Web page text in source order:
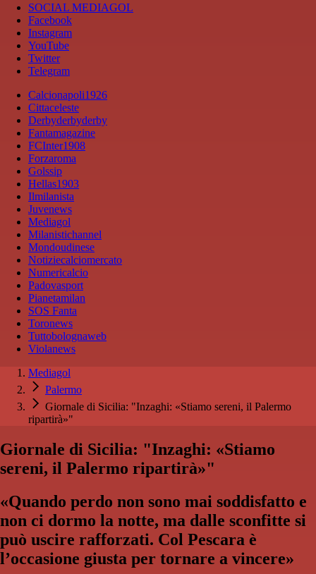
SOCIAL MEDIAGOL
Facebook
Instagram
YouTube
Twitter
Telegram
Calcionapoli1926
Cittaceleste
Derbyderbyderby
Fantamagazine
FCInter1908
Forzaroma
Golssip
Hellas1903
Ilmilanista
Juvenews
Mediagol
Milanistichannel
Mondoudinese
Notiziecalciomercato
Numericalcio
Padovasport
Pianetamilan
SOS Fanta
Toronews
Tuttobolognaweb
Violanews
Mediagol
Palermo
Giornale di Sicilia: "Inzaghi: «Stiamo sereni, il Palermo
ripartirà»"
Giornale di Sicilia: "Inzaghi: «Stiamo
sereni, il Palermo ripartirà»"
«Quando perdo non sono mai soddisfatto e
non ci dormo la notte, ma dalle sconfitte si
può uscire rafforzati. Col Pescara è
l’occasione giusta per tornare a vincere»